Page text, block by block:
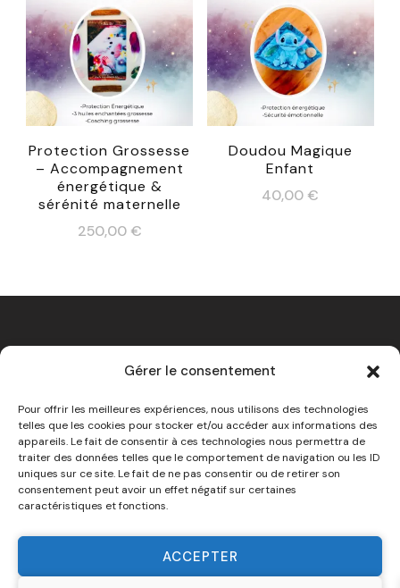
Gérer le consentement
Pour offrir les meilleures expériences, nous utilisons des technologies
telles que les cookies pour stocker et/ou accéder aux informations des
appareils. Le fait de consentir à ces technologies nous permettra de
traiter des données telles que le comportement de navigation ou les ID
uniques sur ce site. Le fait de ne pas consentir ou de retirer son
consentement peut avoir un effet négatif sur certaines
caractéristiques et fonctions.
ACCEPTER
Protection Grossesse
– Accompagnement
énergétique &
sérénité maternelle
250,00 €
Doudou Magique
Enfant
40,00 €